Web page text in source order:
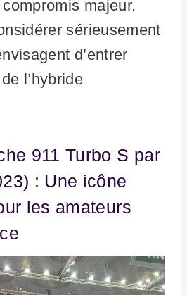
majeur.
sérieusement
d’entrer
l’hybride
911 Turbo S par
: Une icône
les amateurs